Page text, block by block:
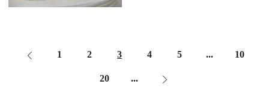
1 2 3 4 5 ... 10
20 ...